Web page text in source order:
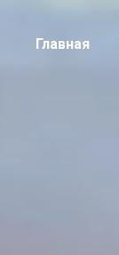
Главная